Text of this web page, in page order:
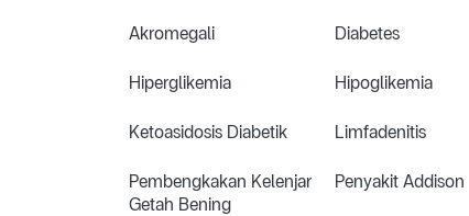
Akromegali Diabetes
Hiperglikemia Hipoglikemia
Ketoasidosis Diabetik Limfadenitis
Pembengkakan Kelenjar
Getah Bening
Penyakit Addison